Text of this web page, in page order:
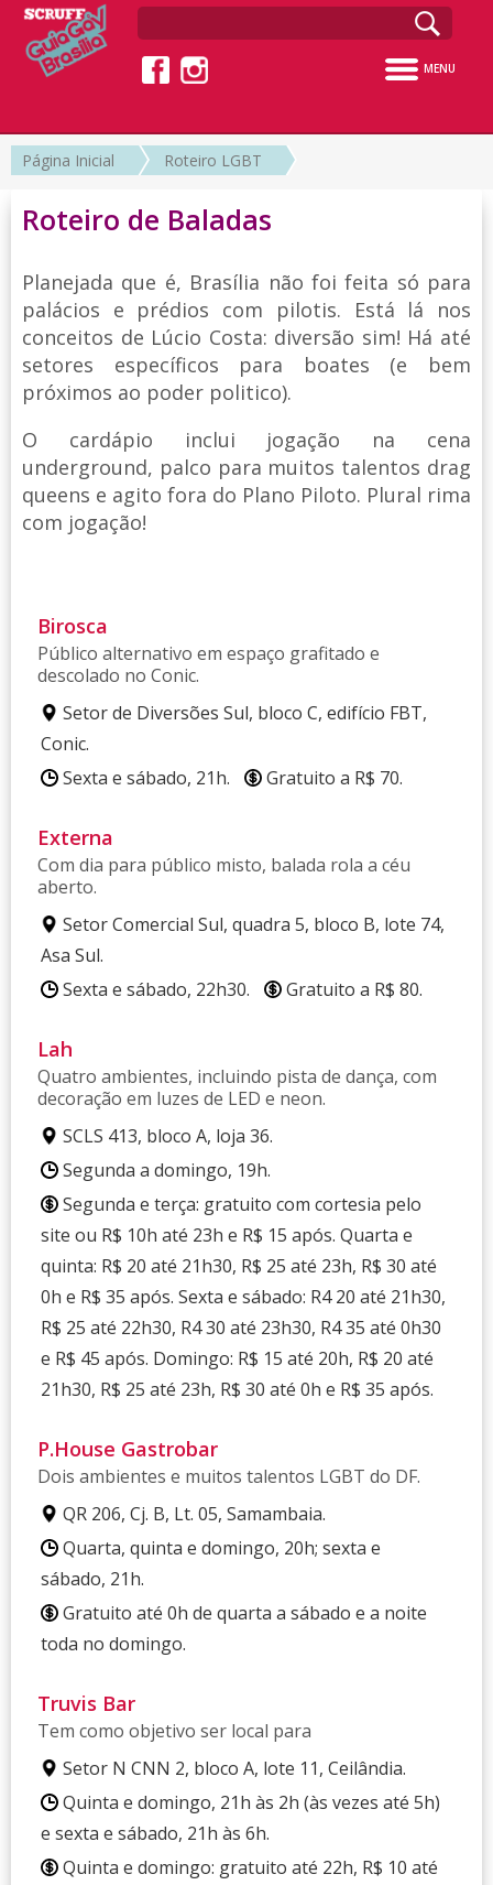
MENU
Página Inicial Roteiro LGBT
Roteiro de Baladas
Planejada que é, Brasília não foi feita só para
palácios e prédios com pilotis. Está lá nos
conceitos de Lúcio Costa: diversão sim! Há até
setores específicos para boates (e bem
próximos ao poder politico).
O cardápio inclui jogação na cena
underground, palco para muitos talentos drag
queens e agito fora do Plano Piloto. Plural rima
com jogação!
Birosca
Público alternativo em espaço grafitado e
descolado no Conic.
Setor de Diversões Sul, bloco C, edifício FBT,
Conic.
Sexta e sábado, 21h.
Gratuito a R$ 70.
Externa
Com dia para público misto, balada rola a céu
aberto.
Setor Comercial Sul, quadra 5, bloco B, lote 74,
Asa Sul.
Sexta e sábado, 22h30.
Gratuito a R$ 80.
Lah
Quatro ambientes, incluindo pista de dança, com
decoração em luzes de LED e neon.
SCLS 413, bloco A, loja 36.
Segunda a domingo, 19h.
Segunda e terça: gratuito com cortesia pelo
site ou R$ 10h até 23h e R$ 15 após. Quarta e
quinta: R$ 20 até 21h30, R$ 25 até 23h, R$ 30 até
0h e R$ 35 após. Sexta e sábado: R4 20 até 21h30,
R$ 25 até 22h30, R4 30 até 23h30, R4 35 até 0h30
e R$ 45 após. Domingo: R$ 15 até 20h, R$ 20 até
21h30, R$ 25 até 23h, R$ 30 até 0h e R$ 35 após.
P.House Gastrobar
Dois ambientes e muitos talentos LGBT do DF.
QR 206, Cj. B, Lt. 05, Samambaia.
Quarta, quinta e domingo, 20h; sexta e
sábado, 21h.
Gratuito até 0h de quarta a sábado e a noite
toda no domingo.
Truvis Bar
Tem como objetivo ser local para
Setor N CNN 2, bloco A, lote 11, Ceilândia.
Quinta e domingo, 21h às 2h (às vezes até 5h)
e sexta e sábado, 21h às 6h.
Quinta e domingo: gratuito até 22h, R$ 10 até